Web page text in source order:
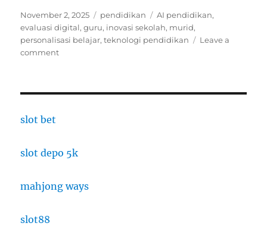
Posted
on
November 2, 2025 Categories
pendidikan Tags
AI pendidikan,
evaluasi digital,guru, inovasi sekolah, murid,
personalisasi belajar,teknologi pendidikan
Leave a
commenton
Personalisasi
Indonesia
slot bet
slot depo 5k
mahjong ways
slot88